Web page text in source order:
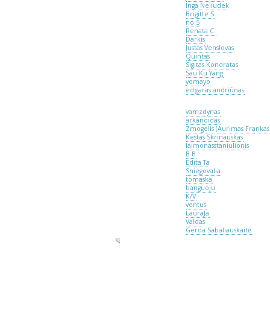
Inga Neliudek
Brigitte S
no.5
Renata C.
Darkis
Justas Venslovas
Quintas
Sigitas Kondratas
Sau Ku Yang
yomayo
ed'garas andriūnas
vamzdynas
arkanoidas
Zmogelis (Aurimas
Kestas Skrinauskas
laimonasstaniulionis
B.B
Edita Ta
Sniegovalia
tomaska
banguoju
K/V
ventus
LauraJa
Valdas
Gerda Sabaliauskaitė